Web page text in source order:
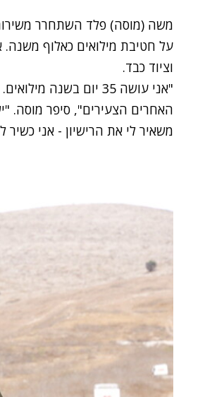
וציוד כבד.
"אני עושה 35 יום
משאיר לי את הרישיון - אני כשיר